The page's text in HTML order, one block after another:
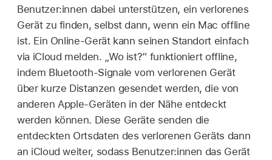
Benutzer:innen dabei unterstützen, ein verlorenes
Gerät zu finden, selbst dann, wenn ein Mac offline
ist. Ein Online-Gerät kann seinen Standort einfach
via iCloud melden. „ Wo ist?“ funktioniert offline,
indem Bluetooth-Signale vom verlorenen Gerät
über kurze Distanzen gesendet werden, die von
anderen Apple-Geräten in der Nähe entdeckt
werden können. Diese Geräte senden die
entdeckten Ortsdaten des verlorenen Geräts dann
an iCloud weiter, sodass Benutzer:innen das Gerät